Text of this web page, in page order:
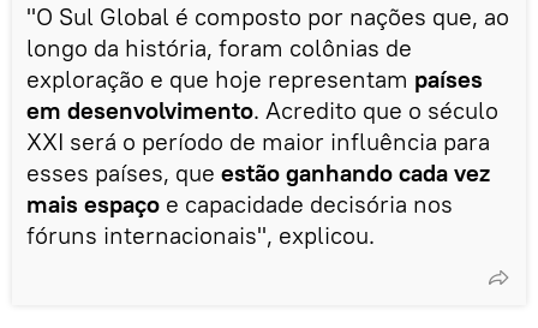
"O Sul Global é composto por nações que, ao
longo da história, foram colônias de
exploração e que hoje representam países
em desenvolvimento. Acredito que o século
XXI será o período de maior influência para
esses países, que estão ganhando cada vez
mais espaço e capacidade decisória nos
fóruns internacionais", explicou.